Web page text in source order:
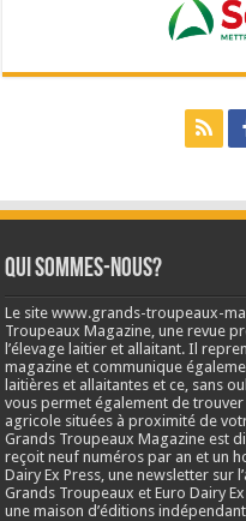
Qui sommes-nous?
Le site www.grands-troupeaux-
Troupeaux Magazine, une revue
l’élevage laitier et allaitant. Il
magazine et communique
laitières et allaitantes et ce, sans
vous permet également de
agricole situées à proximité de
Grands Troupeaux Magazine est
reçoit neuf numéros par an et un
Dairy Ex Press, une newsletter sur
Grands Troupeaux et Euro Dairy
une maison d’éditions